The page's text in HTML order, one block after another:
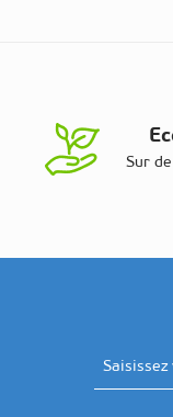
Sur